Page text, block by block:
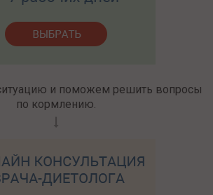
и поможем решить вопросы
по кормлению.